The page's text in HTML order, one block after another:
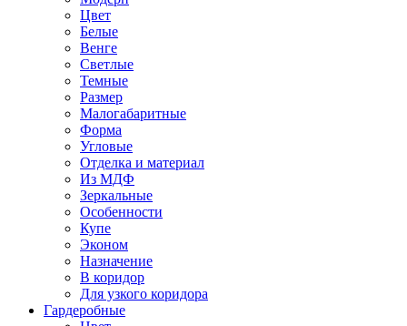
Цвет
Белые
Венге
Светлые
Темные
Размер
Малогабаритные
Форма
Угловые
Отделка и материал
Из МДФ
Зеркальные
Особенности
Купе
Эконом
Назначение
В коридор
Для узкого коридора
Гардеробные